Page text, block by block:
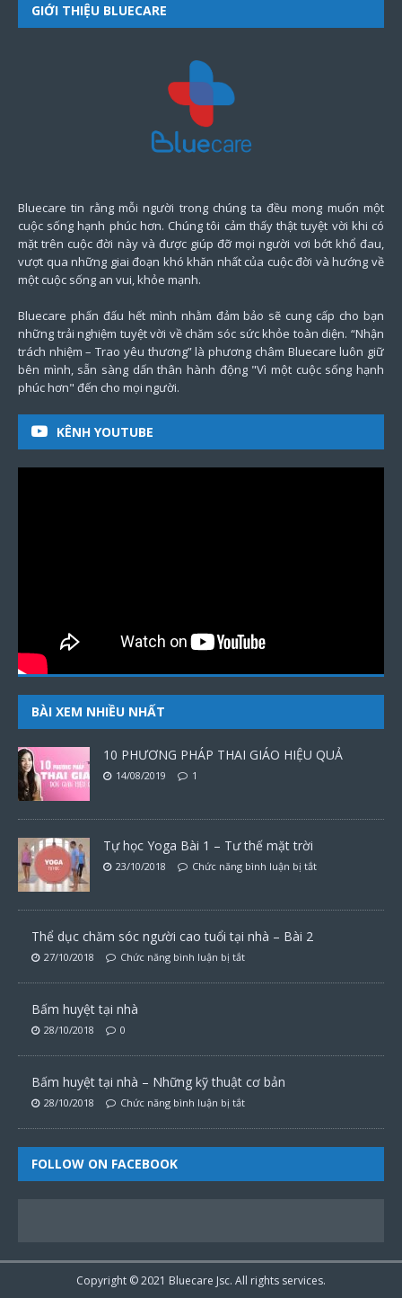
GIỚI THIỆU BLUECARE
Bluecare tin rằng mỗi người trong chúng ta đều mong muốn một
cuộc sống hạnh phúc hơn. Chúng tôi cảm thấy thật tuyệt vời khi có
mặt trên cuộc đời này và được giúp đỡ mọi người vơi bớt khổ đau,
vượt qua những giai đoạn khó khăn nhất của cuộc đời và hướng về
một cuộc sống an vui, khỏe mạnh.
Bluecare phấn đấu hết mình nhằm đảm bảo sẽ cung cấp cho bạn
những trải nghiệm tuyệt vời về chăm sóc sức khỏe toàn diện. “Nhận
trách nhiệm – Trao yêu thương” là phương châm Bluecare luôn giữ
bên mình, sẵn sàng dấn thân hành động "Vì một cuộc sống hạnh
phúc hơn" đến cho mọi người.
KÊNH YOUTUBE
BÀI XEM NHIỀU NHẤT
10 PHƯƠNG PHÁP THAI GIÁO HIỆU QUẢ
14/08/2019 1
Tự học Yoga Bài 1 – Tư thế mặt trời
23/10/2018 Chức năng bình luận bị tắt
Thể dục chăm sóc người cao tuổi tại nhà – Bài 2
27/10/2018 Chức năng bình luận bị tắt
Bấm huyệt tại nhà
28/10/2018 0
Bấm huyệt tại nhà – Những kỹ thuật cơ bản
28/10/2018 Chức năng bình luận bị tắt
FOLLOW ON FACEBOOK
Copyright © 2021 Bluecare Jsc. All rights services.